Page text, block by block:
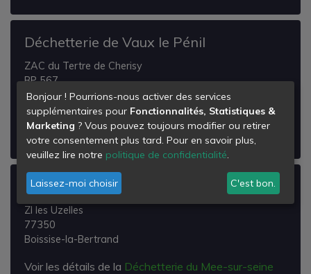
Déchetterie de Vaux le Pénil
ZAC du Tertre de Cherisy
BP 567
77000
Vaux-le-Pénil
Voir les détails de laDéchetterie de Vaux le Pénil
Déchetterie du Mee-sur-seine
ZI les Uzelles
77350
Boissise-la-Bertrand
Voir les détails de la Déchetterie du Mee-sur-seine
Bonjour ! Pourrions-nous activer des services
supplémentaires pour Fonctionnalités, Statistiques &
Marketing ? Vous pouvez toujours modifier ou retirer
votre consentement plus tard. Pour en savoir plus,
veuillez lire notre politique de confidentialité.
Laissez-moi choisir C'est bon.